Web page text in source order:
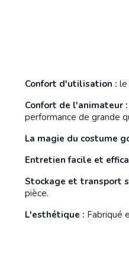
Confort d'utilisation : le
Confort de l'animateur :
performance de grande
La magie du costume
Entretien facile et
Stockage et transport
pièce.
L'esthétique : Fabriqué